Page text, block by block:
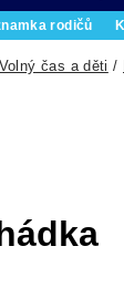
rodičů
Volný čas a děti /